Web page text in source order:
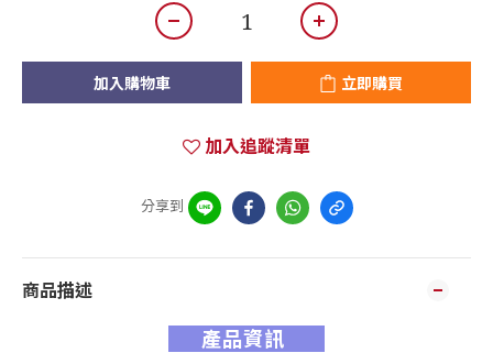
加入購物車 立即購買
加入追蹤清單
分享到
商品描述
產品資訊